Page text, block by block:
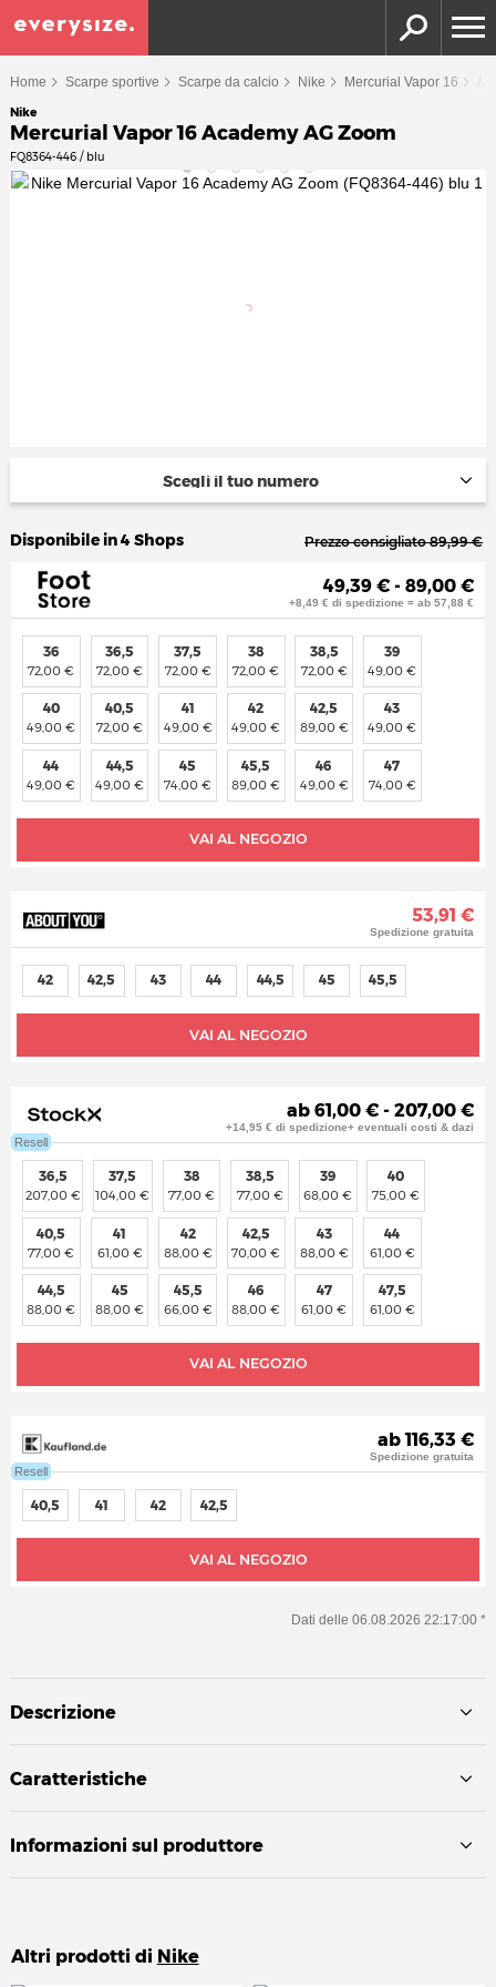
Home Scarpe sportive Scarpe da calcio Nike Mercurial Vapor 16
Nike
Mercurial Vapor 16 Academy AG Zoom
FQ8364-446 / blu
Scegli il tuo numero
Disponibile in 4 Shops Prezzo consigliato 89,99 €
49,39 € - 89,00 €
+8,49 € di spedizione = ab 57,88 €
VAI AL NEGOZIO
36
72,00 €
36,5
72,00 €
37,5
72,00 €
38
72,00 €
38,5
72,00 €
39
49,00 €
40
49,00 €
40,5
72,00 €
41
49,00 €
42
49,00 €
42,5
89,00 €
43
49,00 €
44
49,00 €
44,5
49,00 €
45
74,00 €
45,5
89,00 €
46
49,00 €
47
74,00 €
53,91 €
Spedizione gratuita
VAI AL NEGOZIO
42 42,5 43 44 44,5 45 45,5
Resell
ab 61,00 € - 207,00 €
+14,95 € di spedizione+ eventuali costi & dazi
VAI AL NEGOZIO
36,5
207,00 €
37,5
104,00 €
38
77,00 €
38,5
77,00 €
39
68,00 €
40
75,00 €
40,5
77,00 €
41
61,00 €
42
88,00 €
42,5
70,00 €
43
88,00 €
44
61,00 €
44,5
88,00 €
45
88,00 €
45,5
66,00 €
46
88,00 €
47
61,00 €
47,5
61,00 €
Resell
ab 116,33 €
Spedizione gratuita
VAI AL NEGOZIO
40,5 41 42 42,5
Dati delle 06.08.2026 22:17:00 *
Descrizione
Caratteristiche
Informazioni sul produttore
Altri prodotti di Nike